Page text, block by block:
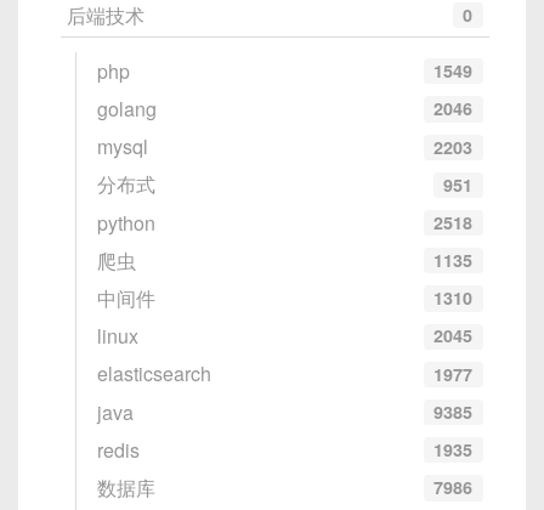
后端技术 0
php 1549
golang 2046
mysql 2203
分布式 951
python 2518
爬虫 1135
中间件 1310
linux 2045
elasticsearch 1977
java 9385
redis 1935
数据库 7986